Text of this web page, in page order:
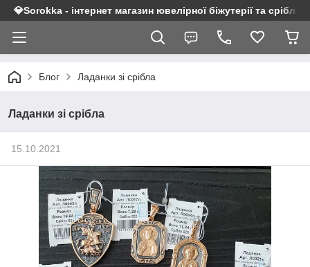
💎Sorokka - інтернет магазин ювелірної біжутерії та срібла
Блог Ладанки зі срібла
Ладанки зі срібла
15.10.2021